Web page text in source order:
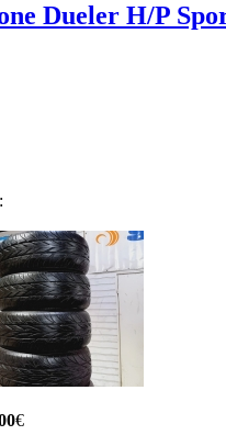
Dueler H/P
€